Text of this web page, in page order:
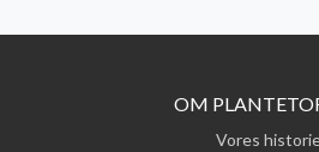
OM
Vores